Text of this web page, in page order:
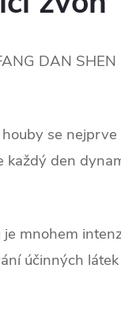
DAN
se
den
mnohem
účinných